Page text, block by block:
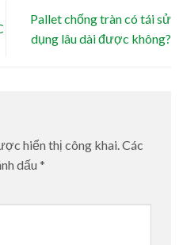
Pallet chống tràn có tái sử
dụng lâu dài được không?
hiển thị công khai.Các
dấu *